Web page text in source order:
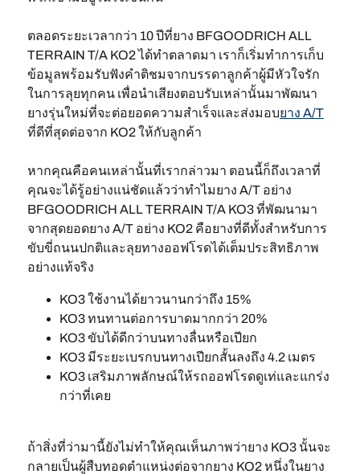
ตลอดระยะเวลากว่า 10 ปีที่ยาง BFGOODRICH ALL
TERRAIN T/A KO2 ได้ทำตลาดมา เราก็เริ่มทำการเก็บ
ข้อมูลพร้อมรับฟังคำติชมจากบรรดาลูกค้าผู้มีหัวใจรัก
ในการลุยทุกคน เพื่อนำเสียงตอบรับเหล่านั้นมาพัฒนา
ยางรุ่นใหม่ที่จะต่อยอดความสำเร็จและส่งมอบยาง A/T
ที่ดีที่สุดต่อจาก KO2 ให้กับลูกค้า
หากคุณคือคนเหล่านั้นที่เรากล่าวมา ตอนนี้ก็ถึงเวลาที่
คุณจะได้รู้อย่างแน่ชัดแล้วว่าทำไมยาง A/T อย่าง
BFGOODRICH ALL TERRAIN T/A KO3 ที่พัฒนามา
จากสุดยอดยาง A/T อย่าง KO2 คือยางที่ดีทั้งสำหรับการ
ขับขี่ถนนปกติและลุยทางออฟโรดได้เต็มประสิทธิภาพ
อย่างแท้จริง
KO3 ใช้งานได้ยาวนานกว่าถึง 15%
KO3 ทนทานต่อการบาดมากกว่า 20%
KO3 ขับได้ดีกว่าบนทางลื่นหรือเปียก
KO3 มีระยะเบรกบนทางเปียกสั้นลงถึง 4.2 เมตร
KO3 เสริมภาพลักษณ์ให้รถออฟโรดดูเท่และแกร่ง
กว่าที่เคย
ถ้าสิ่งที่ว่ามานี้ยังไม่ทำให้คุณเห็นภาพว่ายาง KO3 นั้นจะ
กลายเป็นผู้สืบทอดตำแหน่งต่อจากยาง KO2 หนึ่งในยาง